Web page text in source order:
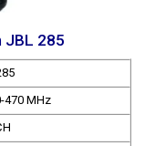
JBL 285
470 MHz